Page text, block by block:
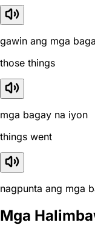
gawin ang mga
those things
mga bagay na iyon
things went
nagpunta ang mga
Mga